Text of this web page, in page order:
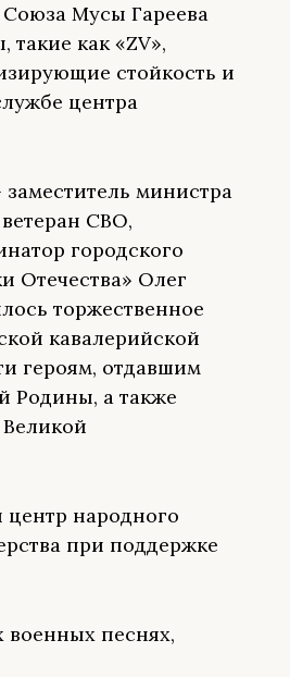
Мусы Гареева
как «ZV»,
стойкость и
центра
министра
СВО,
городского
Отечества» Олег
торжественное
кавалерийской
героям, отдавшим
Родины, а также
народного
при поддержке
военных песнях,